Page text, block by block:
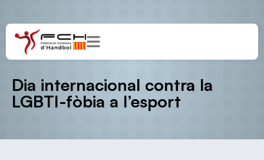
Dia internacional contra la
LGBTI-fòbia a l’esport